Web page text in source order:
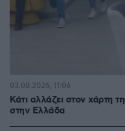
Κάτι αλλάζει στον χάρτη
στην Ελλάδα
03.08.2026, 11:06